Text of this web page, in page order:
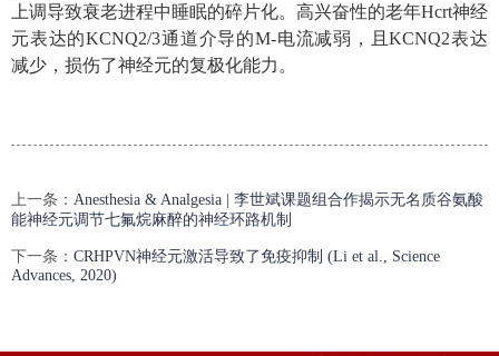
上调导致衰老进程中睡眠的碎片化。高兴奋性的老年Hcrt神经
元表达的KCNQ2/3通道介导的M-电流减弱，且KCNQ2表达
减少，损伤了神经元的复极化能力。
上一条： Anesthesia & Analgesia | 李世斌课题组合作揭示无名质谷氨酸
能神经元调节七氟烷麻醉的神经环路机制
下一条： CRHPVN神经元激活导致了免疫抑制 (Li et al., Science
Advances, 2020)